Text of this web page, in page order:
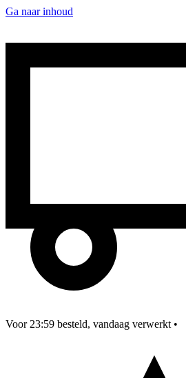
Ga naar inhoud
Voor 23:59 besteld, vandaag verwerkt •